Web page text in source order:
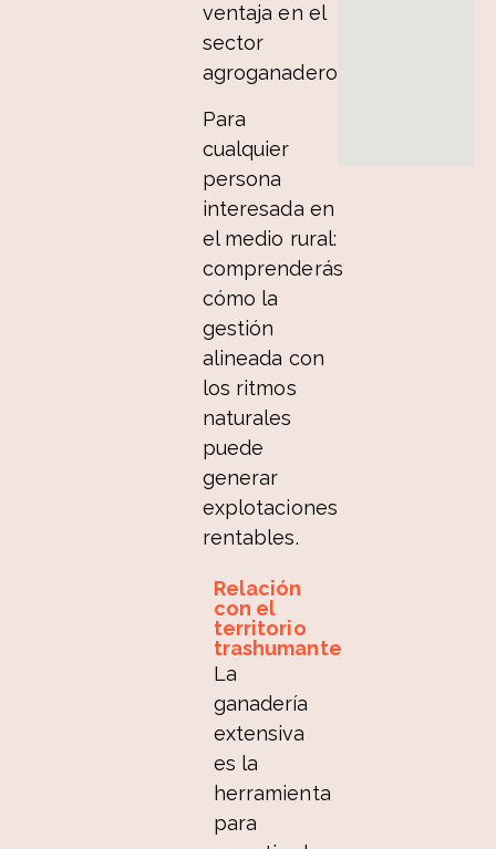
ventaja en el
sector
agroganadero.
Para
cualquier
persona
interesada en
el medio rural:
comprenderás
cómo la
gestión
alineada con
los ritmos
naturales
puede
generar
explotaciones
rentables.
Relación
con el
territorio
trashumante
La
ganadería
extensiva
es la
herramienta
para